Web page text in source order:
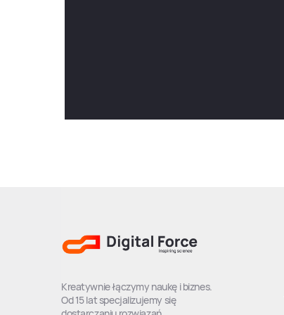
Kreatywnie łączymy naukę i biznes.
Od 15 lat specjalizujemy się